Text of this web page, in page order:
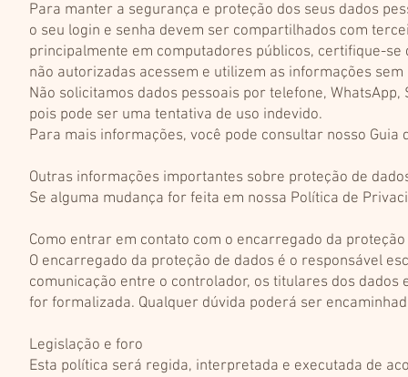
Para manter a segurança e proteção dos seus dados
o seu login e senha devem ser compartilhados com
principalmente em computadores públicos, certifique-
não autorizadas acessem e utilizem as informações
Não solicitamos dados pessoais por telefone,
pois pode ser uma tentativa de uso indevido.
Para mais informações, você pode consultar nosso Guia
Outras informações importantes sobre proteção de
Se alguma mudança for feita em nossa Política de
Como entrar em contato com o encarregado da proteção
O encarregado da proteção de dados é o responsável
comunicação entre o controlador, os titulares dos dados
for formalizada. Qualquer dúvida poderá ser
Legislação e foro
Esta política será regida, interpretada e executada de